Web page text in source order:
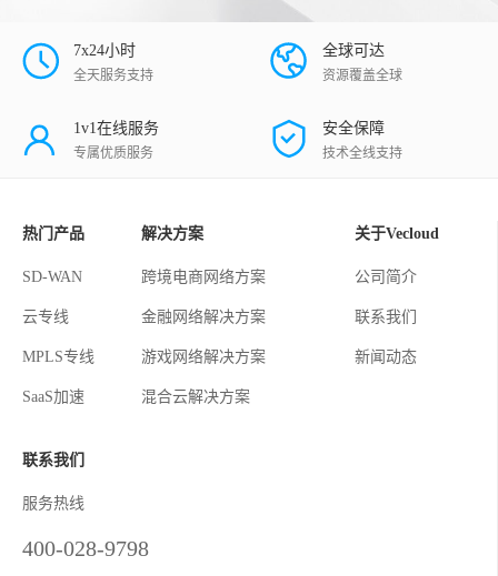
7x24小时
全天服务支持
全球可达
资源覆盖全球
1v1在线服务
专属优质服务
安全保障
技术全线支持
热门产品
SD-WAN
云专线
MPLS专线
SaaS加速
解决方案
跨境电商网络方案
金融网络解决方案
游戏网络解决方案
混合云解决方案
关于Vecloud
公司简介
联系我们
新闻动态
联系我们
服务热线
400-028-9798